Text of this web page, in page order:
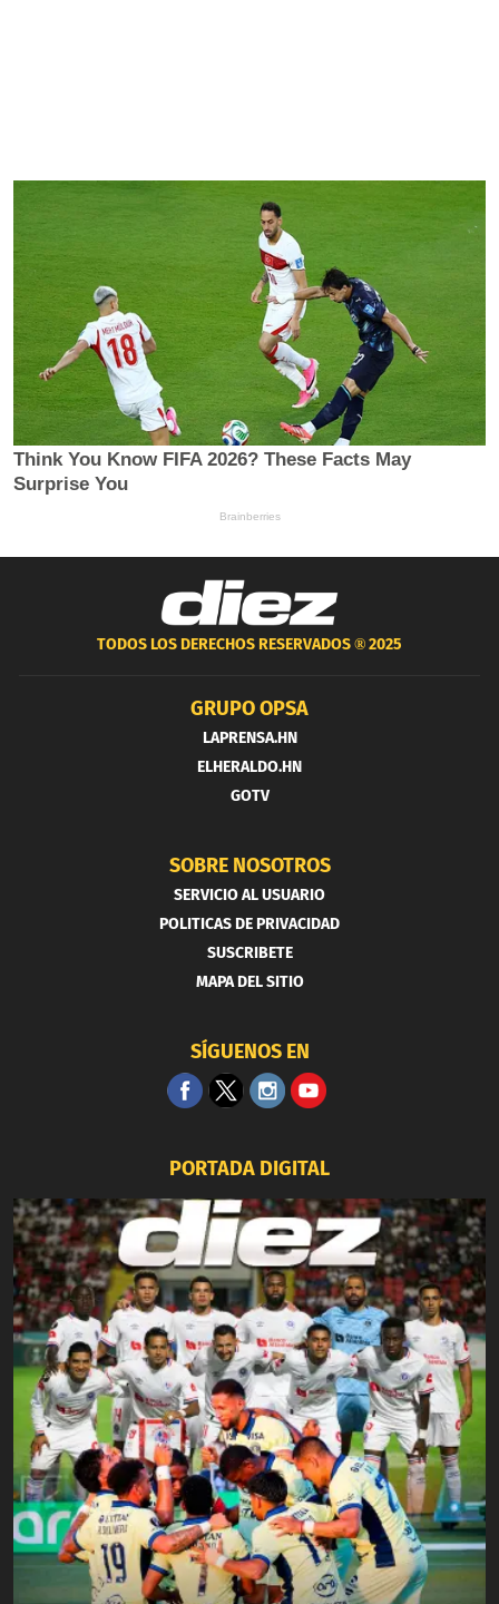
TODOS LOS DERECHOS RESERVADOS ®2025
GRUPO OPSA
LAPRENSA.HN
ELHERALDO.HN
GOTV
SOBRE NOSOTROS
SERVICIO AL USUARIO
POLITICAS DE PRIVACIDAD
SUSCRIBETE
MAPA DEL SITIO
SÍGUENOS EN
PORTADA DIGITAL